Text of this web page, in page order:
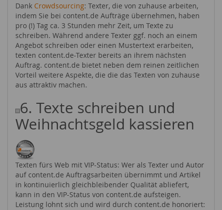
Dank Crowdsourcing: Texter, die von zuhause arbeiten,
indem Sie bei content.de Aufträge übernehmen, haben
pro (!) Tag ca. 3 Stunden mehr Zeit, um Texte zu
schreiben. Während andere Texter ggf. noch an einem
Angebot schreiben oder einen Mustertext erarbeiten,
texten content.de-Texter bereits an ihrem nächsten
Auftrag. content.de bietet neben dem reinen zeitlichen
Vorteil weitere Aspekte, die die das Texten von zuhause
aus attraktiv machen.
6. Texte schreiben und
Weihnachtsgeld kassieren
Texten fürs Web mit VIP-Status: Wer als Texter und Autor
auf content.de Auftragsarbeiten übernimmt und Artikel
in kontinuierlich gleichbleibender Qualität abliefert,
kann in den VIP-Status von content.de aufsteigen.
Leistung lohnt sich und wird durch content.de honoriert: